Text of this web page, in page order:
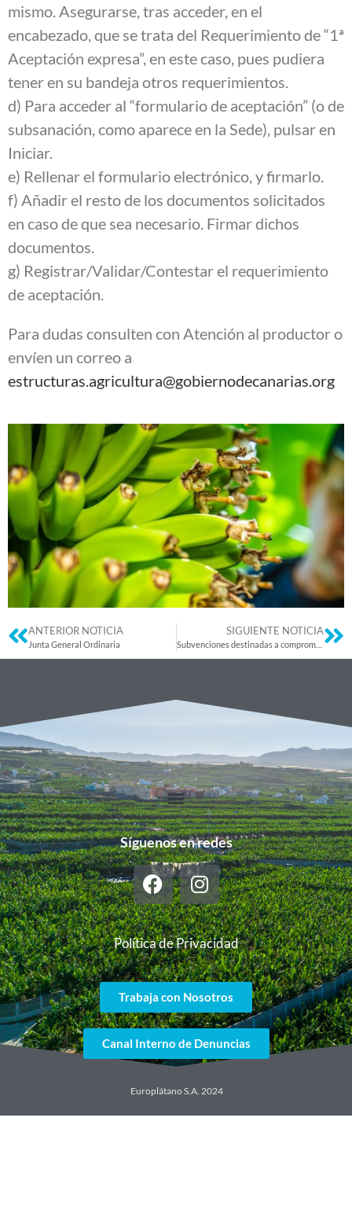
mismo. Asegurarse, tras acceder, en el
encabezado, que se trata del Requerimiento de “1ª
Aceptación expresa”, en este caso, pues pudiera
tener en su bandeja otros requerimientos.
d) Para acceder al “formulario de aceptación” (o de
subsanación, como aparece en la Sede), pulsar en
Iniciar.
e) Rellenar el formulario electrónico, y firmarlo.
f) Añadir el resto de los documentos solicitados
en caso de que sea necesario. Firmar dichos
documentos.
g) Registrar/Validar/Contestar el requerimiento
de aceptación.
Para dudas consulten con Atención al productor o
envíen un correo a
estructuras.agricultura@gobiernodecanarias.org
ANTERIOR NOTICIA
Junta General Ordinaria
SIGUIENTE NOTICIA
Subvenciones destinadas a compromisos agroambientales – Incremento créditos y lista de reserva
Síguenos en redes
Política de Privacidad
Trabaja con Nosotros
Canal Interno de Denuncias
Europlátano S.A. 2024